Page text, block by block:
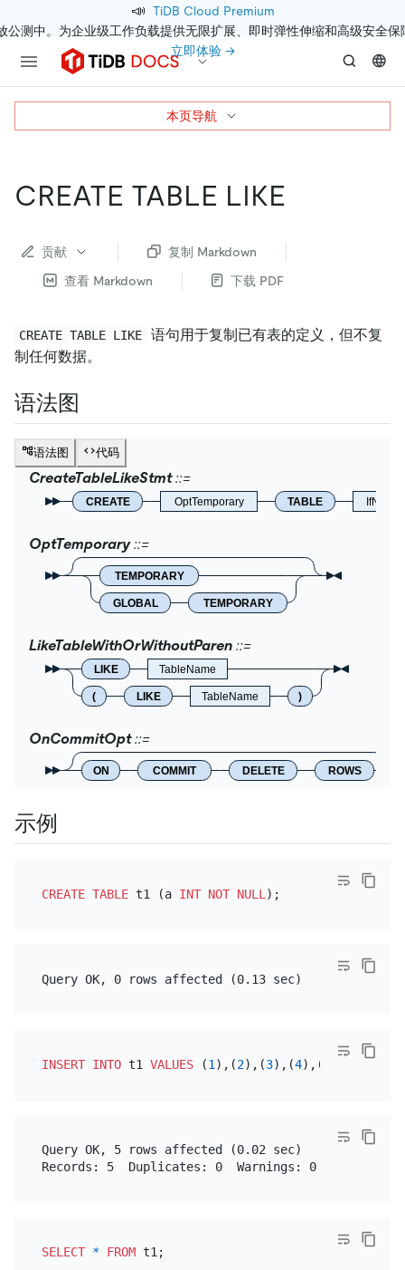
📣 TiDB Cloud Premium
公测中。为企业级工作负载提供无限扩展、即时弹性伸缩和高级安全保
立即体验 →
CREATE TABLE LIKE
贡献
复制 Markdown
查看 Markdown
下载 PDF
CREATE TABLE LIKE
语句用于复制已有表的定义，但不复
制任何数据。
语法图
语法图 代码
CreateTableLikeStmt
CREATE OptTemporary TABLE
OptTemporary
TEMPORARY
GLOBAL TEMPORARY
LikeTableWithOrWithoutParen
LIKE TableName
( LIKE TableName )
OnCommitOpt
ON COMMIT DELETE ROWS
示例
CREATE TABLE t1 (a INT NOT NULL
INSERT INTO t1 VALUES (1 ),(2),(3),(4),(
Query OK, 5 rows affected (0.02 sec)
Records: 5  Duplicates: 0  Warnings: 0
SELECT * FROM
本页导航